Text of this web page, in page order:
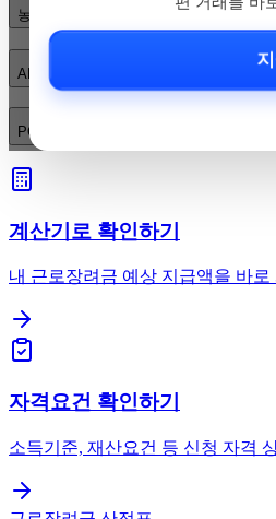
농협투자증권(나무) 앱을 어디서 안전하
APK 파일로 직접 설치해도 되나요? 안전
PC(윈도우) 클라이언트 설치 권장사양과
계산기로 확인하기
내 근로장려금 예상 지급액을 바로
자격요건 확인하기
소득기준, 재산요건 등 신청 자격